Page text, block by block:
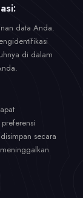
data Anda.
di dalam
secara